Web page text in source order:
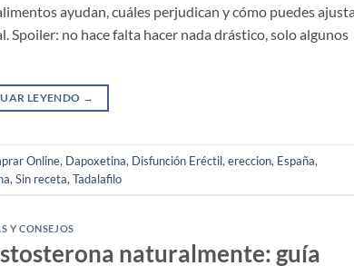
ayudan, cuáles perjudican y cómo puedes
no hace falta hacer nada drástico, solo algunos
LEYENDO →
Online, Dapoxetina, Disfunción Eréctil, ereccion, España,
, Sin receta, Tadalafilo
Y CONSEJOS
naturalmente: guía